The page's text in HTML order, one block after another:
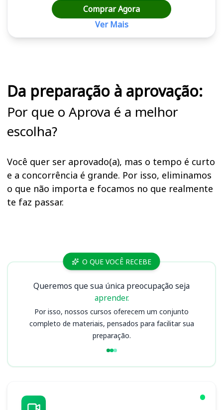
Comprar Agora
Ver Mais
Da preparação à aprovação:
Por que o Aprova é a melhor
escolha?
Você quer ser aprovado(a), mas o tempo é curto
e a concorrência é grande. Por isso, eliminamos
o que não importa e focamos no que realmente
te faz passar.
Cursos O QUE VOCÊ RECEBE
Queremos que sua única preocupação seja
aprender.
Por isso, nossos cursos oferecem um conjunto
completo de materiais, pensados para facilitar sua
preparação.